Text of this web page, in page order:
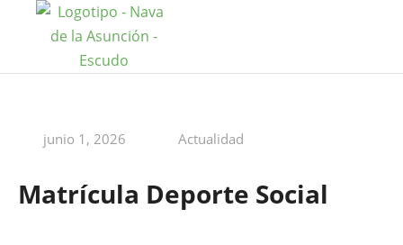
junio 1, 2026 Actualidad
Matrícula Deporte Social